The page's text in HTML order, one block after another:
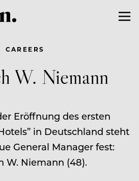
CAREERS
W. Niemann
Eröffnung des ersten
in Deutschland steht
General Manager fest:
W. Niemann (48).